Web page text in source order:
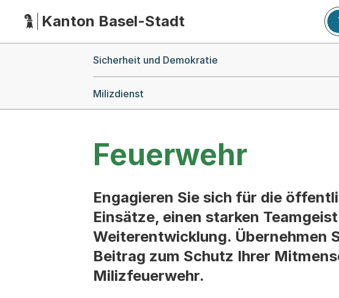
HauptnavigationKanton Basel-Stadt
Sicherheit und Demokratie
Milizdienst
Feuerwehr
Engagieren Sie sich für die
Einsätze, einen starken
Weiterentwicklung. Übernehmen
Beitrag zum Schutz Ihrer
Milizfeuerwehr.